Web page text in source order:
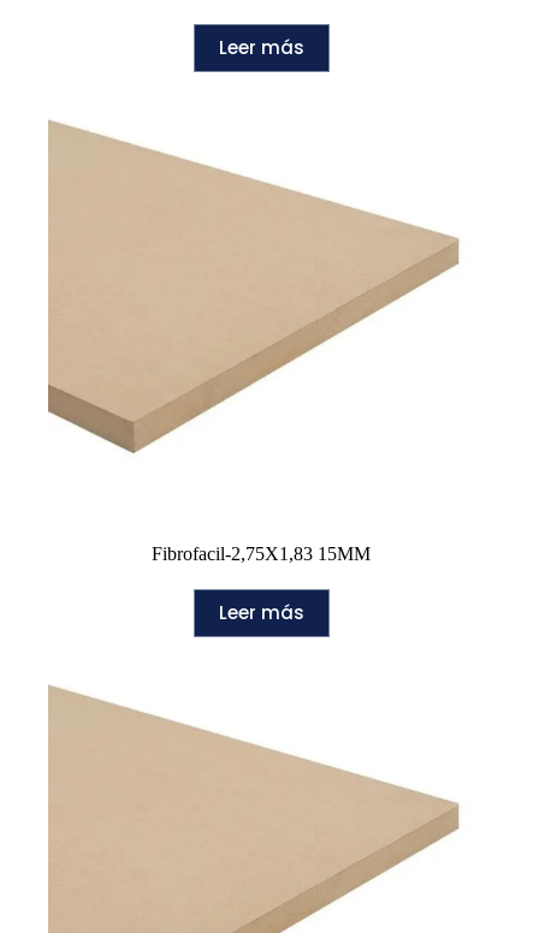
Leer más
Fibrofacil-2,75X1,83 15MM
Leer más